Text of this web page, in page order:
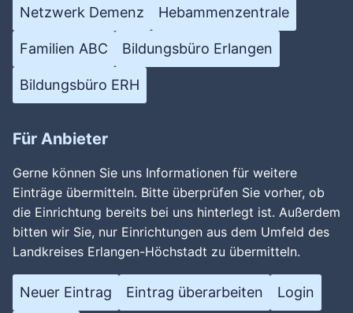
Wird geladen …
Netzwerk Demenz Hebammenzentrale
Familien ABC Bildungsbüro Erlangen
Bildungsbüro ERH
Für Anbieter
Gerne können Sie uns Informationen für weitere
Einträge übermitteln. Bitte überprüfen Sie vorher, ob
die Einrichtung bereits bei uns hinterlegt ist. Außerdem
bitten wir Sie, nur Einrichtungen aus dem Umfeld des
Landkreises Erlangen-Höchstadt zu übermitteln.
Neuer Eintrag Eintrag überarbeiten Login